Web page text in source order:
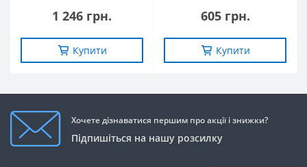
1 246 грн.
Купити
605 грн.
Купити
Хочете дізнаватися першим про акції і знижки?
Підпишіться на нашу розсилку